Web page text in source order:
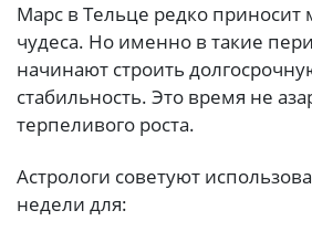
Марс в Тельце редко
чудеса. Но именно в такие
начинают строить
стабильность. Это время не
терпеливого роста.
Астрологи советуют
недели для: